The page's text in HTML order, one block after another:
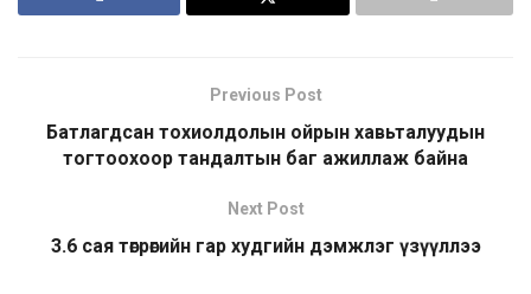
Previous Post
Батлагдсан тохиолдолын ойрын хавьталуудын
тогтоохоор тандалтын баг ажиллаж байна
Next Post
3.6 сая төгрөгийн гар худгийн дэмжлэг үзүүллээ